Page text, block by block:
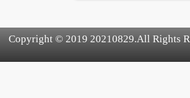
Copyright © 2019 20210829.All Rights